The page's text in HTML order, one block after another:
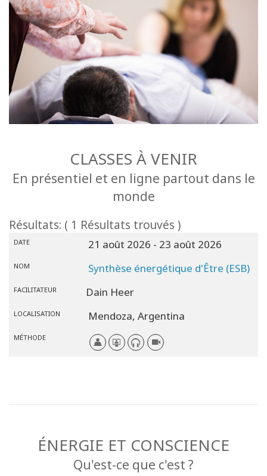
CLASSES À VENIR
En présentiel et en ligne partout dans le
monde
Résultats: ( 1 Résultats trouvés )
DATE 21 août 2026 - 23 août 2026
NOM Synthèse énergétique d'Être (ESB)
FACILITATEUR Dain Heer
LOCALISATION Mendoza, Argentina
MÉTHODE
ÉNERGIE ET CONSCIENCE
Qu'est-ce que c'est ?